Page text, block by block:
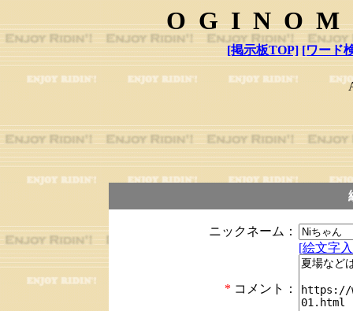
[掲示板TOP] [ワード
ニックネーム：
* コメント：
[絵文字